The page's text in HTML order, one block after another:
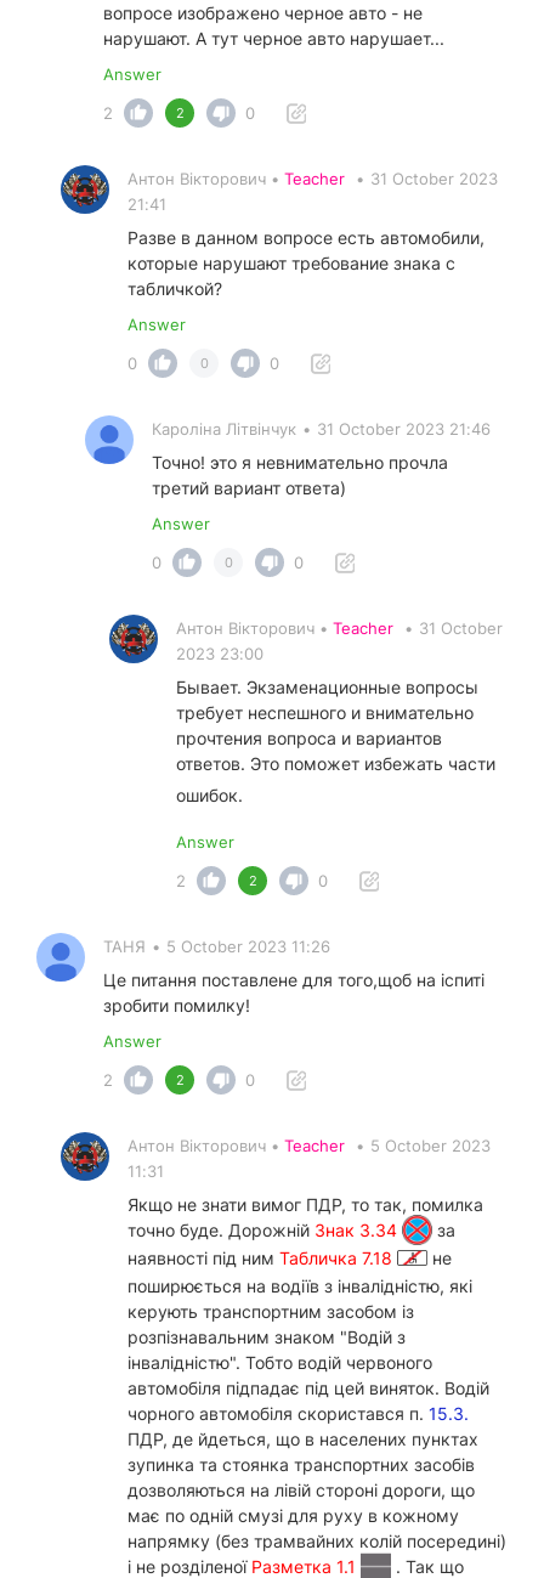
вопросе изображено черное авто - не
нарушают. А тут черное авто нарушает...
Answer
2
2 0
Антон Вікторович • Teacher • 31 October 2023
21:41
Разве в данном вопросе есть автомобили,
которые нарушают требование знака с
табличкой?
Answer
0
0 0
Кароліна Літвінчук • 31 October 2023 21:46
Точно! это я невнимательно прочла
третий вариант ответа)
Answer
0
0 0
Антон Вікторович • Teacher • 31 October
2023 23:00
Бывает. Экзаменационные вопросы
требует неспешного и внимательно
прочтения вопроса и вариантов
ответов. Это поможет избежать части
ошибок.
Answer
2
2 0
ТАНЯ • 5 October 2023 11:26
Це питання поставлене для того,щоб на іспиті
зробити помилку!
Answer
2
2 0
Антон Вікторович • Teacher • 5 October 2023
11:31
Якщо не знати вимог ПДР, то так, помилка
точно буде. Дорожній Знак 3.34
за
наявності під ним Табличка 7.18
не
поширюється на водіїв з інвалідністю, які
керують транспортним засобом із
розпізнавальним знаком "Водій з
інвалідністю". Тобто водій червоного
автомобіля підпадає під цей виняток. Водій
чорного автомобіля скористався п. 15.3.
ПДР, де йдеться, що в населених пунктах
зупинка та стоянка транспортних засобів
дозволяються на лівій стороні дороги, що
має по одній смузі для руху в кожному
напрямку (без трамвайних колій посередині)
і не розділеної Разметка 1.1
. Так що